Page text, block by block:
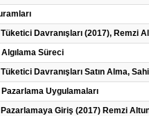
Tüketici Davranışları (2017), Remzi
Süreci
Tüketici Davranışları Satın Alma,
Uygulamaları
Pazarlamaya Giriş (2017) Remzi